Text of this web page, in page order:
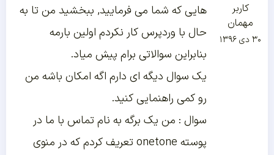
کاربر
مهمان
۳۰ دی ۱۳۹۶
هایی که شما می فرمایید, ببخشید من تا به
حال با وردپرس کار نکردم اولین بارمه
بنابراین سوالاتی برام پیش میاد.
یک سوال دیگه ای دارم اگه امکان باشه من
رو کمی راهنمایی کنید.
سوال : من یک برگه به نام تماس با ما در
پوسته onetone تعریف کردم که در منوی